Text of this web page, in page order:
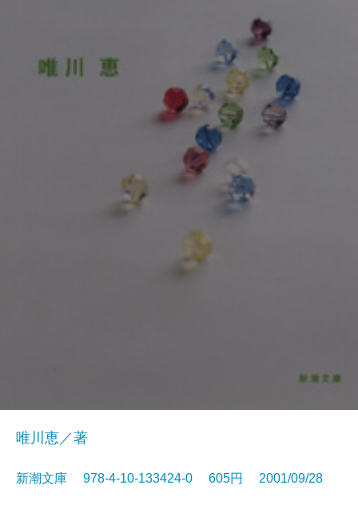
唯川恵／著
新潮文庫 978-4-10-133424-0 605円 2001/09/28